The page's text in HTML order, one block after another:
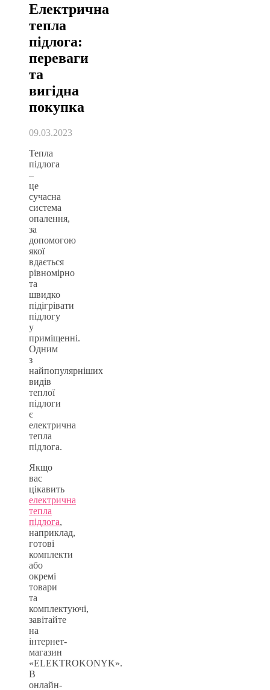
Електрична
тепла
підлога:
переваги
та
вигідна
покупка
09.03.2023
Тепла
підлога
–
це
сучасна
система
опалення,
за
допомогою
якої
вдається
рівномірно
та
швидко
підігрівати
підлогу
у
приміщенні.
Одним
з
найпопулярніших
видів
теплої
підлоги
є
електрична
тепла
підлога.
Якщо
вас
цікавить
електрична
тепла
підлога,
наприклад,
готові
комплекти
або
окремі
товари
та
комплектуючі,
завітайте
на
інтернет-
магазин
«ELEKTROKONYK».
В
онлайн-